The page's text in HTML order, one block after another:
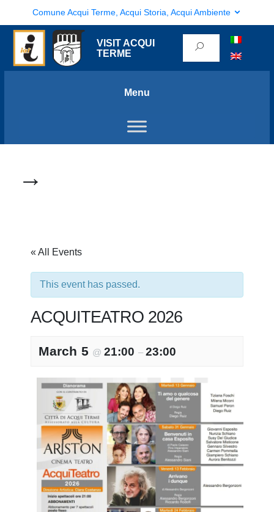
Comune Acqui Terme, Acqui Storia, Acqui Ambiente
VISIT ACQUI
TERME
Menu
→
« All Events
This event has passed.
ACQUITEATRO 2026
March 5 @21:00 – 23:00